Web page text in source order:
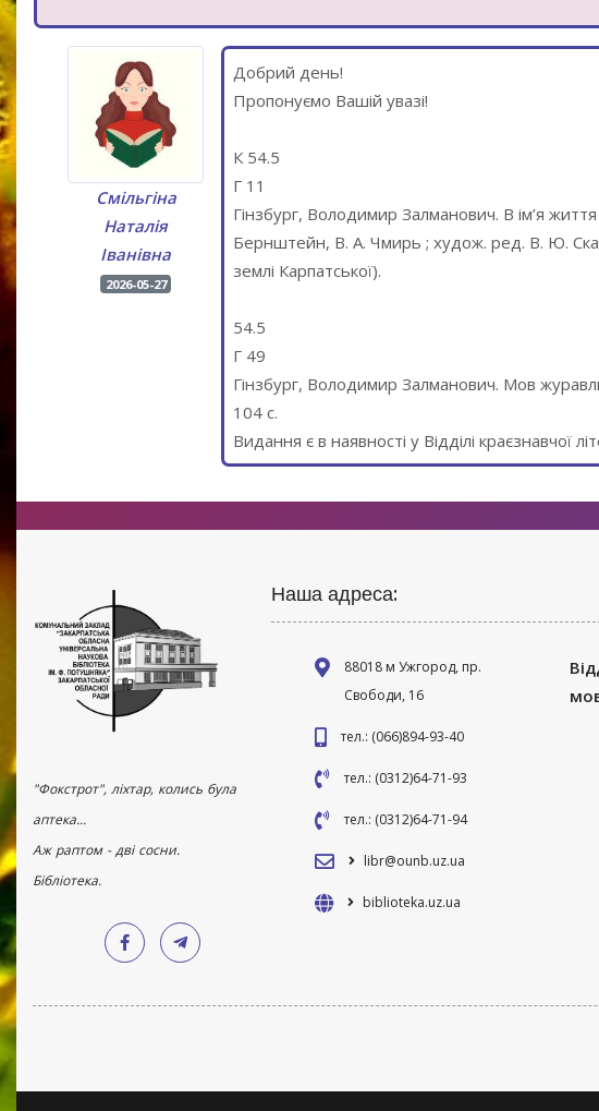
Смільгіна
Наталія
Іванівна
2026-05-27
Добрий день!
Пропонуємо Вашій увазі!
К 54.5
Г 11
Гінзбург, Володимир Залманович. В ім’я
Бернштейн, В. А. Чмирь ; худож. ред. В. Ю.
землі Карпатської).
54.5
Г 49
Гінзбург, Володимир Залманович. Мов
104 с.
Видання є в наявності у Відділі краєзнавчої
"Фокстрот", ліхтар, колись була
аптека...
Аж раптом - дві сосни.
Бібліотека.
Наша адреса:
88018 м Ужгород, пр.
Свободи, 16
тел.: (066)894-93-40
тел.: (0312)64-71-93
тел.: (0312)64-71-94
libr@ounb.uz.ua
biblioteka.uz.ua